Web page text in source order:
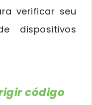
verificar seu
dispositivos
código